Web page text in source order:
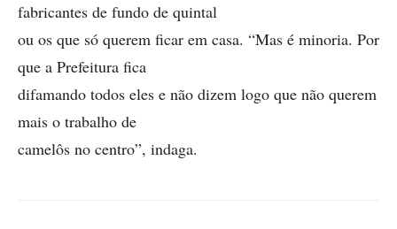
fabricantes de fundo de quintal
ou os que só querem ficar em casa. “Mas é minoria. Por
que a Prefeitura fica
difamando todos eles e não dizem logo que não querem
mais o trabalho de
camelôs no centro”, indaga.